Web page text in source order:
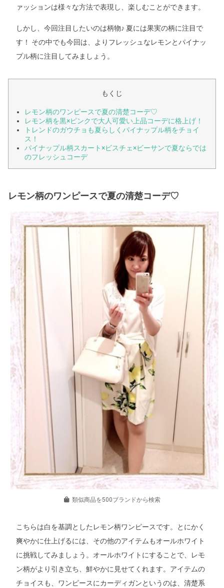
ァッションは様々な方法で表現し、楽しむことができます。
しかし、今回注目したいのは柄物♪ 夏には果実の柄に注目で
す！ その中でも今回は、よりフレッシュなレモンとパイナッ
プル柄に注目してみましょう。
もくじ
レモン柄のワンピースで夏の清楚コーデ♡
レモン柄を黒×ピンクで大人可愛い上品コーデに格上げ！
トレンドのガウチョも夏らしくパイナップル柄をチョイ
ス！
パイナップル柄スカート×ビスチェ×ビーサンで夏ならでは
のフレッシュコーデ
レモン柄のワンピースで夏の清楚コーデ♡
類似商品を500ブランドから検索
こちらは白を基調としたレモン柄ワンピースです。とにかく
爽やかに仕上げるには、その他のアイテムもオールホワイト
に挑戦してみましょう。オールホワイトにすることで、レモ
ン柄がより引き立ち、鮮やかに見せてくれます。アイテムの
チョイスも、ワンピースにカーディガンというのは、清楚系